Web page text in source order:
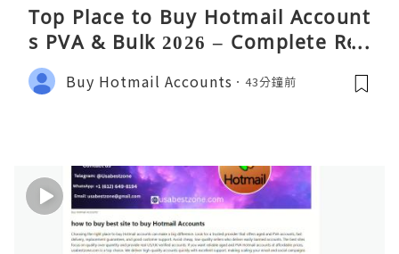
Top Place to Buy Hotmail Account
s PVA & Bulk 2026 – Complete Rea
lity Guide
Buy Hotmail Accounts 43分鐘前